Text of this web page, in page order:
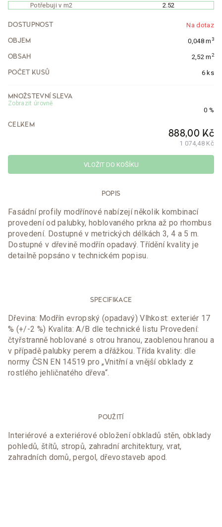
Potřebuji v m2
DOSTUPNOST Na dotaz
OBJEM 0,048 m3
OBSAH 2,52 m2
POČET KUSŮ 6 ks
MNOŽSTEVNÍ SLEVA
Zobrazit úrovně
0 %
CELKEM
888,00 Kč
1 074,48 Kč
VLOŽIT DO KOŠÍKU
POPIS
Fasádní profily modřínové nabízejí několik kombinací
provedení od palubky, hoblovaného prkna až po rhombus
provedení. Dostupné v metrických délkách 3, 4 a 5 m.
Dostupné v dřevině modřín opadavý. Třídění kvality je
detailně popsáno v technickém popisu.
SPECIFIKACE
Dřevina: Modřín evropský (opadavý) Vlhkost: exteriér 17
% (+/-2 %) Kvalita: A/B dle technické listu Provedení:
čtyřstranně hoblované s otrou hranou, zaoblenou hranou a
v případě palubky perem a dřážkou. Třída kvality: dle
normy ČSN EN 14519 pro „Vnitřní a vnější obklady z
rostlého jehličnatého dřeva“.
POUŽITÍ
Interiérové a exteriérové obložení obkladů stěn, obklady
pohledů, štítů, stropů, zahradní architektury, vrat,
zahradních domů, pergol, dřevostaveb apod.